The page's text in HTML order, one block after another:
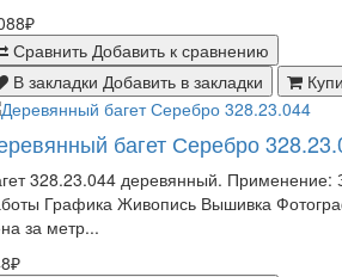
Сравнить Добавить к сравнению
В закладки Добавить в закладки
багет Серебро
328.23.044 деревянный. Применение:
Графика Живопись Вышивка
за метр...